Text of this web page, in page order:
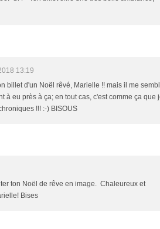
13:19
billet d'un Noël rêvé, Marielle !! mais il me
à eu près à ça; en tout cas, c'est comme ça que
!!! :-) BISOUS
ton Noël de rêve en image. Chaleureux et
Bises